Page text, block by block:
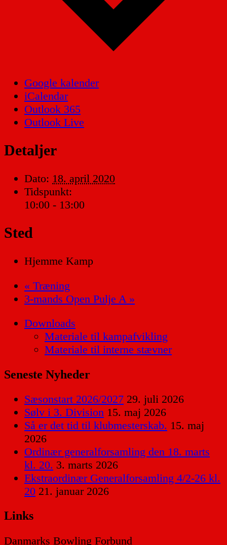
Google kalender
iCalendar
Outlook 365
Outlook Live
Detaljer
Dato: 18. april 2020
Tidspunkt:
10:00 - 13:00
Sted
Hjemme Kamp
« Træning
3-mands Open Pulje A »
Downloads
Materiale til kampafvikling
Materiale til interne stævner
Seneste Nyheder
Sæsonstart 2026/2027 29. juli 2026
Sølv i 3. Division 15. maj 2026
Så er det tid til klubmesterskab. 15. maj
2026
Ordinær generalforsamling den 18. marts
kl. 20. 3. marts 2026
Ekstraordinær Generalforsamling 4/2-26 kl.
20 21. januar 2026
Links
Danmarks Bowling Forbund